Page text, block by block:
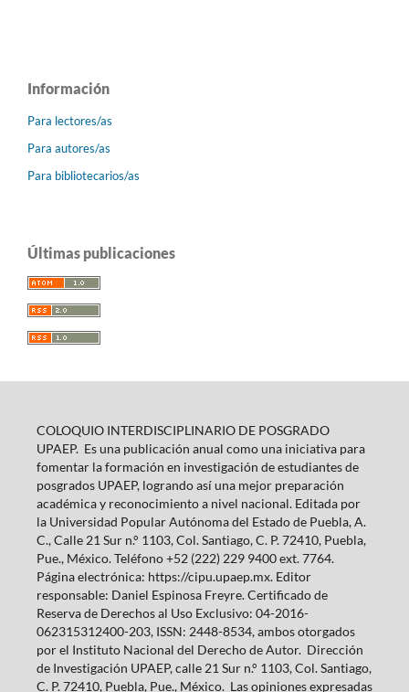
Información
Para lectores/as
Para autores/as
Para bibliotecarios/as
Últimas publicaciones
COLOQUIO INTERDISCIPLINARIO DE POSGRADO
UPAEP. Es una publicación anual como una iniciativa para
fomentar la formación en investigación de estudiantes de
posgrados UPAEP, logrando así una mejor preparación
académica y reconocimiento a nivel nacional. Editada por
la Universidad Popular Autónoma del Estado de Puebla, A.
C., Calle 21 Sur n.° 1103, Col. Santiago, C. P. 72410, Puebla,
Pue., México. Teléfono +52 (222) 229 9400 ext. 7764.
Página electrónica: https://cipu.upaep.mx. Editor
responsable: Daniel Espinosa Freyre. Certificado de
Reserva de Derechos al Uso Exclusivo: 04-2016-
062315312400-203, ISSN: 2448-8534, ambos otorgados
por el Instituto Nacional del Derecho de Autor. Dirección
de Investigación UPAEP, calle 21 Sur n.° 1103, Col. Santiago,
C. P. 72410, Puebla, Pue., México. Las opiniones expresadas